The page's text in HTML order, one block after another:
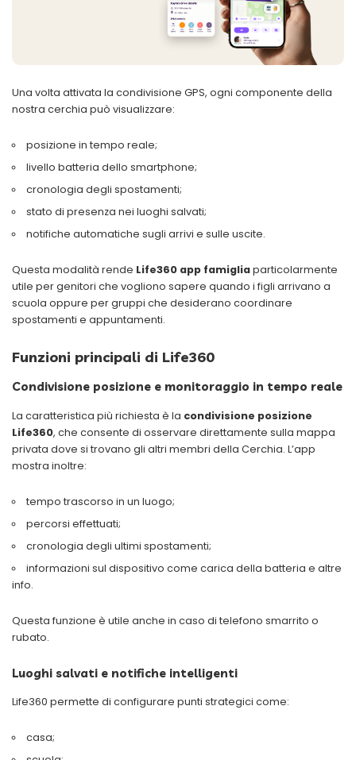
Una volta attivata la condivisione GPS, ogni componente della
nostra cerchia può visualizzare:
posizione in tempo reale;
livello batteria dello smartphone;
cronologia degli spostamenti;
stato di presenza nei luoghi salvati;
notifiche automatiche sugli arrivi e sulle uscite.
Questa modalità rende Life360 app famigliaparticolarmente
utile per genitori che vogliono sapere quando i figli arrivano a
scuola oppure per gruppi che desiderano coordinare
spostamenti e appuntamenti.
Funzioni principali di Life360
Condivisione posizione e monitoraggio in tempo reale
La caratteristica più richiesta è la condivisione posizione
Life360, che consente di osservare direttamente sulla mappa
privata dove si trovano gli altri membri della Cerchia. L’app
mostra inoltre:
tempo trascorso in un luogo;
percorsi effettuati;
cronologia degli ultimi spostamenti;
informazioni sul dispositivo come carica della batteria e altre
info.
Questa funzione è utile anche in caso di telefono smarrito o
rubato.
Luoghi salvati e notifiche intelligenti
Life360 permette di configurare punti strategici come:
casa;